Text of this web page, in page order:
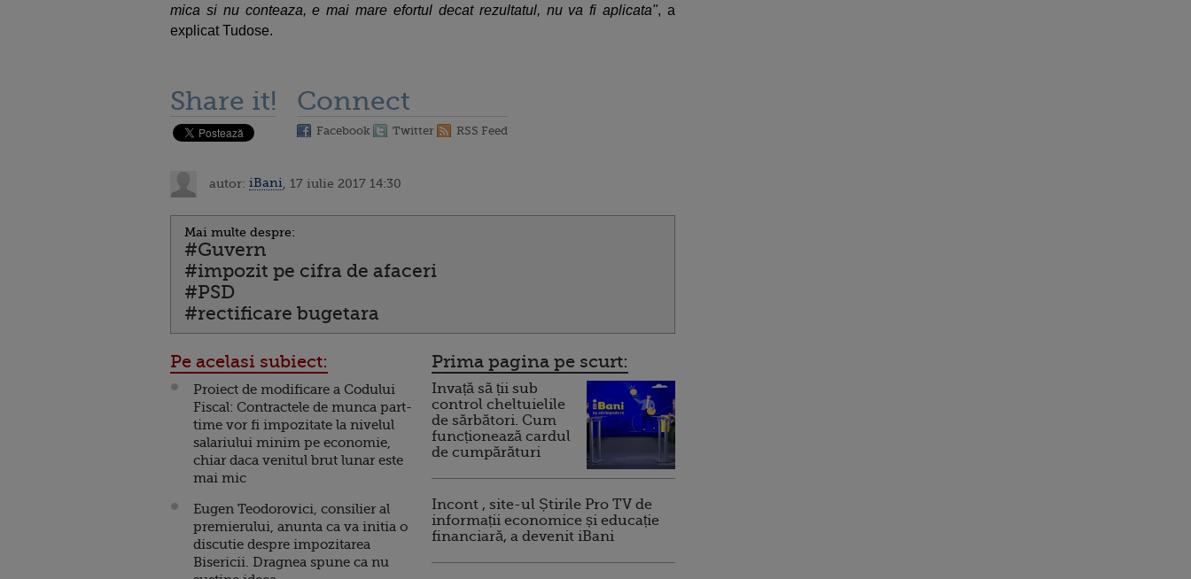
mica si nu conteaza, e mai mare efortul decat rezultatul, nu va fi aplicata", a
explicat Tudose.
Share it! Connect
Facebook Twitter RSS Feed
autor: iBani , 17 iulie 2017 14:30
Mai multe despre:
#Guvern
#impozit pe cifra de afaceri
#PSD
#rectificare bugetara
Pe acelasi subiect:
Proiect de modificare a Codului
Fiscal: Contractele de munca part-
time vor fi impozitate la nivelul
salariului minim pe economie,
chiar daca venitul brut lunar este
mai mic
Eugen Teodorovici, consilier al
premierului, anunta ca va initia o
discutie despre impozitarea
Bisericii. Dragnea spune ca nu
Prima pagina pe scurt:
Invață să ții sub
control cheltuielile
de sărbători. Cum
funcționează cardul
de cumpărături
Incont , site-ul Știrile Pro TV de
informații economice și educație
financiară, a devenit iBani